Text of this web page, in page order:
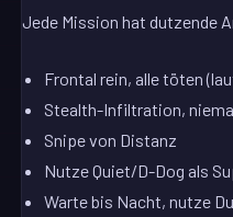
Jede Mission hat dutzende
Frontal rein, alle töten
Stealth-Infiltration,
Snipe von Distanz
Nutze Quiet/D-Dog als
Warte bis Nacht, nutze